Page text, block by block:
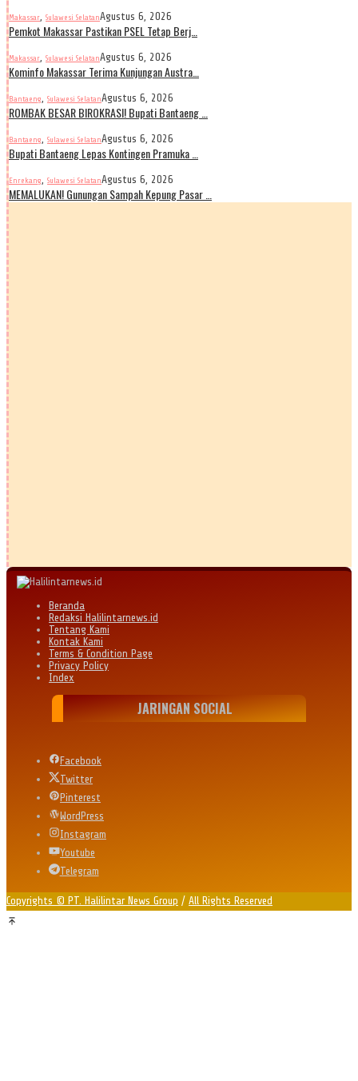
Makassar, Sulawesi SelatanAgustus 6, 2026
Pemkot Makassar Pastikan PSEL Tetap Berj…
Makassar, Sulawesi SelatanAgustus 6, 2026
Kominfo Makassar Terima Kunjungan Austra…
Bantaeng, Sulawesi SelatanAgustus 6, 2026
ROMBAK BESAR BIROKRASI! Bupati Bantaeng …
Bantaeng, Sulawesi SelatanAgustus 6, 2026
Bupati Bantaeng Lepas Kontingen Pramuka …
Enrekang, Sulawesi SelatanAgustus 6, 2026
MEMALUKAN! Gunungan Sampah Kepung Pasar …
Beranda
Redaksi Halilintarnews.id
Tentang Kami
Kontak Kami
Terms & Condition Page
Privacy Policy
Index
JARINGAN SOCIAL
Facebook
Twitter
Pinterest
WordPress
Instagram
Youtube
Telegram
Copyrights © PT. Halilintar News Group / All Rights Reserved